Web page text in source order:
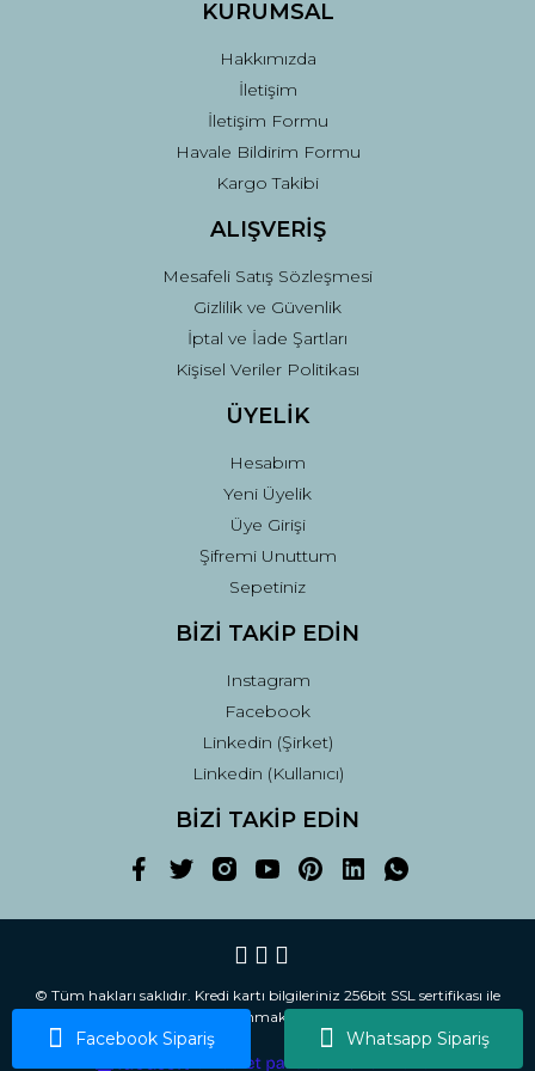
Facebook Sipariş Whatsapp Sipariş
Gönder
KURUMSAL
Hakkımızda
İletişim
İletişim Formu
Havale Bildirim Formu
Kargo Takibi
ALIŞVERİŞ
Mesafeli Satış Sözleşmesi
Gizlilik ve Güvenlik
İptal ve İade Şartları
Kişisel Veriler Politikası
ÜYELİK
Hesabım
Yeni Üyelik
Üye Girişi
Şifremi Unuttum
Sepetiniz
BİZİ TAKİP EDİN
Instagram
Facebook
Linkedin (Şirket)
Linkedin (Kullanıcı)
BİZİ TAKİP EDİN
© Tüm hakları saklıdır. Kredi kartı bilgileriniz 256bit SSL sertifikası ile
korunmaktadır.